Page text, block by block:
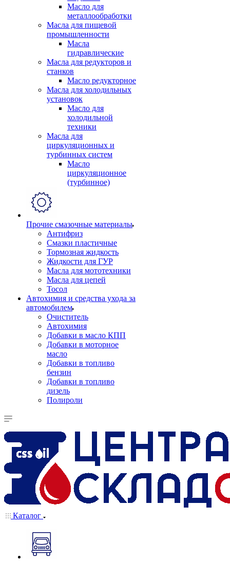
Масло для
металлообработки
Масла для пищевой
промышленности
Масла
гидравлические
Масла для редукторов и
станков
Масло редукторное
Масла для холодильных
установок
Масло для
холодильной
техники
Масла для
циркуляционных и
турбинных систем
Масло
циркуляционное
(турбинное)
Прочие смазочные материалы
Антифриз
Смазки пластичные
Тормозная жидкость
Жидкости для ГУР
Масла для мототехники
Масла для цепей
Тосол
Автохимия и средства ухода за
автомобилем
Очиститель
Автохимия
Добавки в масло КПП
Добавки в моторное
масло
Добавки в топливо
бензин
Добавки в топливо
дизель
Полироли
Каталог